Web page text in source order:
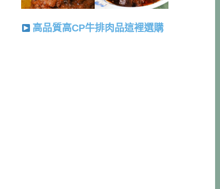
高品質高CP牛排肉品這裡選購